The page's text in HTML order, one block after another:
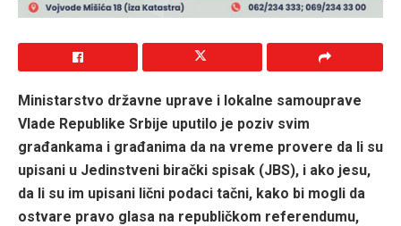
Ministarstvo državne uprave i lokalne samouprave
Vlade Republike Srbije uputilo je poziv svim
građankama i građanima da na vreme provere da li su
upisani u Jedinstveni birački spisak (JBS), i ako jesu,
da li su im upisani lični podaci tačni, kako bi mogli da
ostvare pravo glasa na republičkom referendumu,